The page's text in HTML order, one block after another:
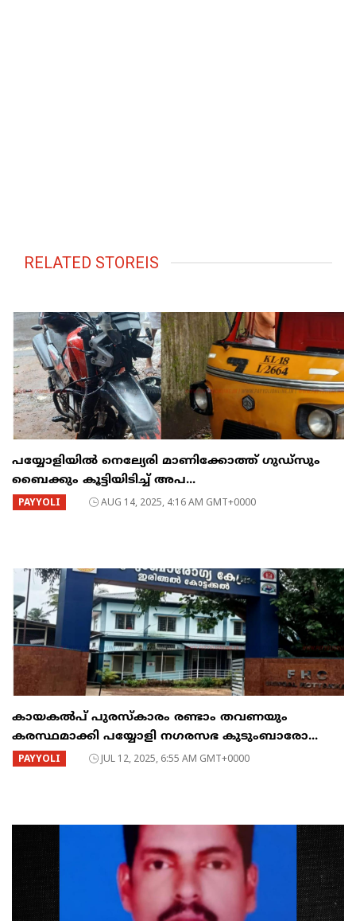
RELATED STOREIS
പയ്യോളിയിൽ നെല്യേരി മാണിക്കോത്ത് ഗുഡ്‌സും
ബൈക്കും കൂട്ടിയിടിച്ച് അപ...
PAYYOLI AUG 14, 2025, 4:16 AM GMT+0000
കായകൽപ് പുരസ്കാരം രണ്ടാം തവണയും
കരസ്ഥമാക്കി പയ്യോളി നഗരസഭ കുടുംബാരോ...
PAYYOLI JUL 12, 2025, 6:55 AM GMT+0000